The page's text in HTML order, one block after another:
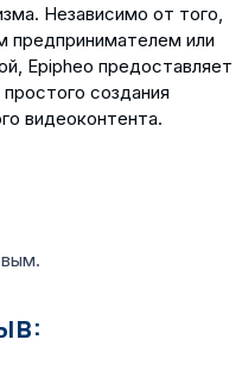
Независимо от того,
предпринимателем или
Epipheo предоставляет
создания
видеоконтента.